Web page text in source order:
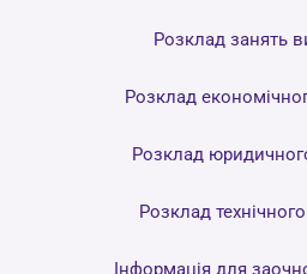
Розклад занять
Розклад
Розклад
Розклад
Інформація для